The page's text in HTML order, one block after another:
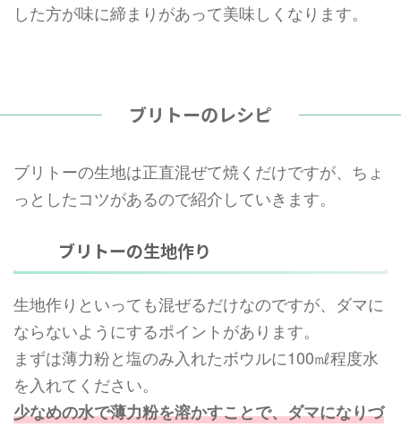
した方が味に締まりがあって美味しくなります。
ブリトーのレシピ
ブリトーの生地は正直混ぜて焼くだけですが、ちょ
っとしたコツがあるので紹介していきます。
ブリトーの生地作り
生地作りといっても混ぜるだけなのですが、ダマに
ならないようにするポイントがあります。
まずは薄力粉と塩のみ入れたボウルに100㎖程度水
を入れてください。
少なめの水で薄力粉を溶かすことで、ダマになりづ